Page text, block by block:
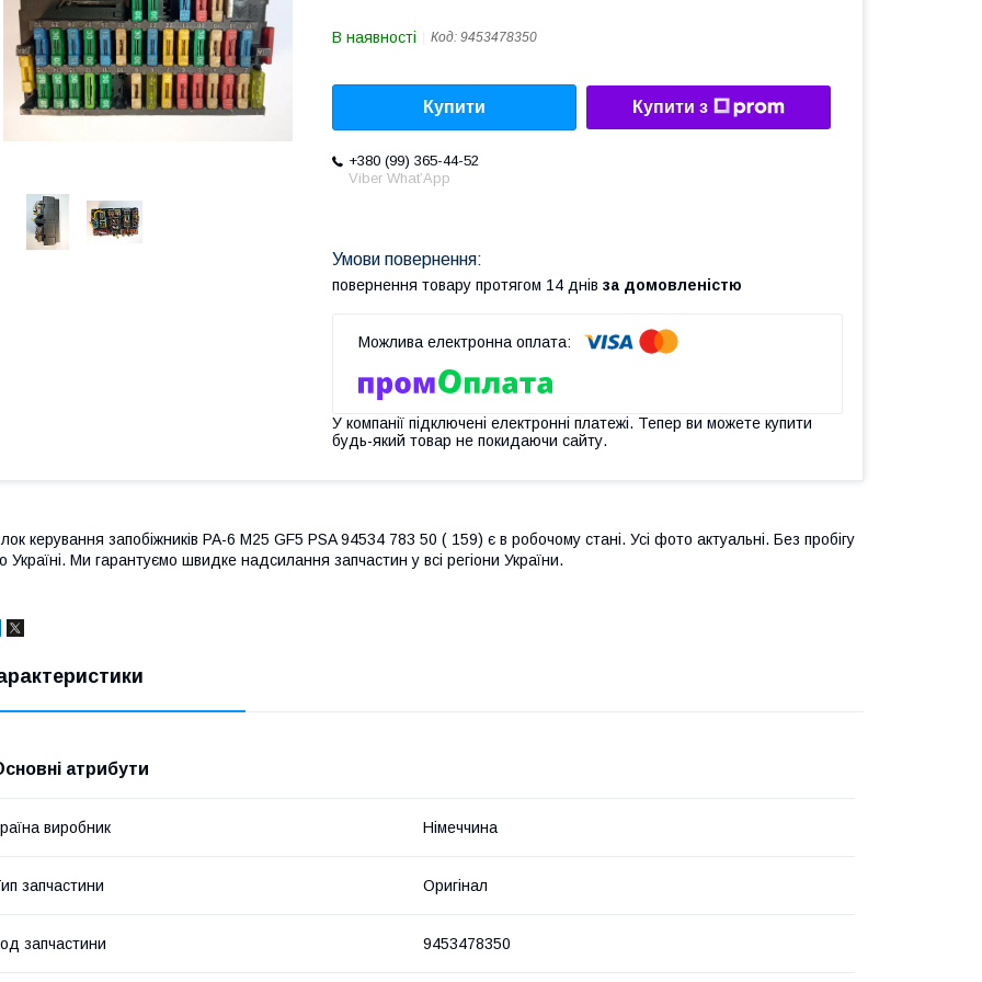
В наявності Код: 9453478350
Купити Купити з
+380 (99) 365-44-52
Viber What’App
повернення товару протягом 14 днів за домовленістю
У компанії підключені електронні платежі. Тепер ви можете купити
будь-який товар не покидаючи сайту.
керування запобіжників PA-6 M25 GF5 PSA 94534 783 50 ( 159) є в робочому стані. Усі фото актуальні. Без пробігу
Україні. Ми гарантуємо швидке надсилання запчастин у всі регіони України.
атрибути
виробник Німеччина
запчастини Оригінал
запчастини 9453478350